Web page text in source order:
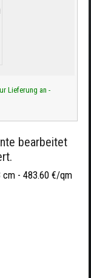
Lieferung an -
bearbeitet
cm - 483.60 €/qm